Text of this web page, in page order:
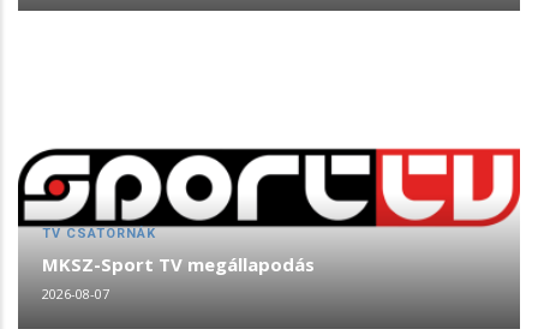
TV CSATORNÁK
MKSZ-Sport TV megállapodás
2026-08-07